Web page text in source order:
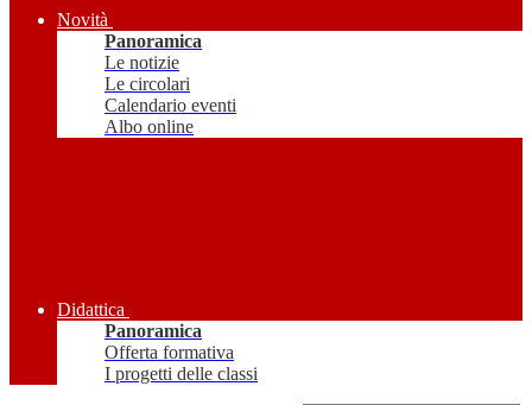
Novità
Panoramica
Le notizie
Le circolari
Calendario eventi
Albo online
Didattica
Panoramica
Offerta formativa
I progetti delle classi